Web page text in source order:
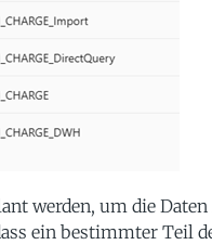
werden, um die
ein bestimmter Teil